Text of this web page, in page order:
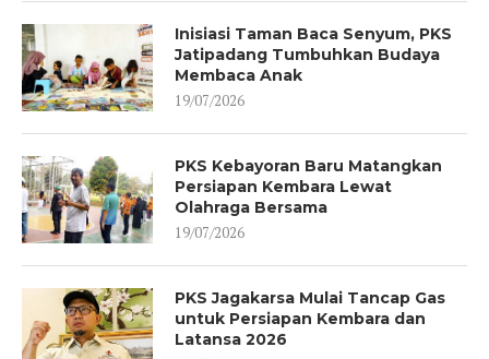
Inisiasi Taman Baca Senyum, PKS
Jatipadang Tumbuhkan Budaya
Membaca Anak
19/07/2026
PKS Kebayoran Baru Matangkan
Persiapan Kembara Lewat
Olahraga Bersama
19/07/2026
PKS Jagakarsa Mulai Tancap Gas
untuk Persiapan Kembara dan
Latansa 2026